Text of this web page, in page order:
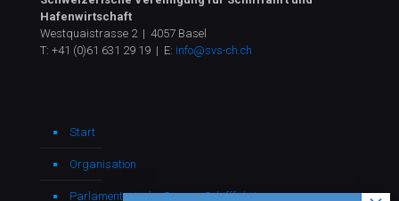
Hafenwirtschaft
Westquaistrasse 2 | 4057 Basel
T: +41 (0)61 631 29 19 | E: info@svs-ch.ch
Start
Organisation
Parlamentarische Gruppe Schifffahrt